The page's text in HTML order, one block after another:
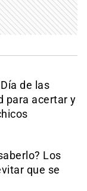
de las
para acertar y
Los
que se